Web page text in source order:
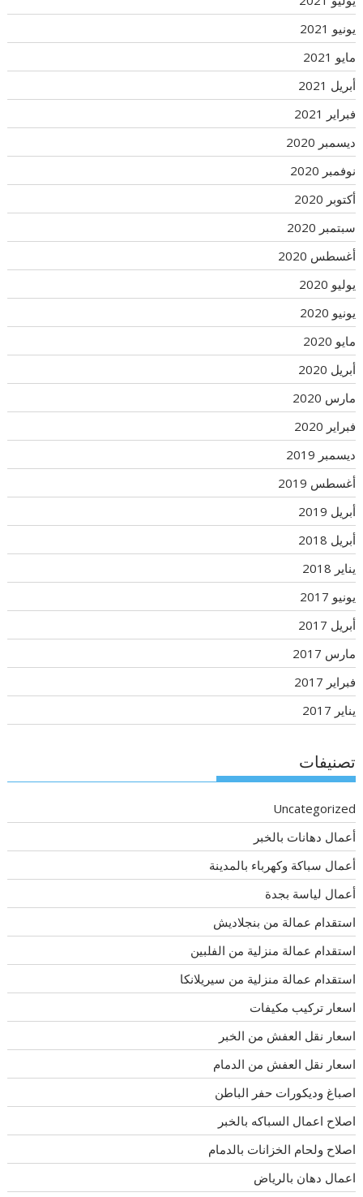
يونيو 2021
مايو 2021
أبريل 2021
فبراير 2021
ديسمبر 2020
نوفمبر 2020
أكتوبر 2020
سبتمبر 2020
أغسطس 2020
يوليو 2020
يونيو 2020
مايو 2020
أبريل 2020
مارس 2020
فبراير 2020
ديسمبر 2019
أغسطس 2019
أبريل 2019
أبريل 2018
يناير 2018
يونيو 2017
أبريل 2017
مارس 2017
فبراير 2017
يناير 2017
تصنيفات
Uncategorized
أعمال دهانات بالخبر
أعمال سباكة وكهرباء بالمدينة
أعمال لياسة بجدة
استقدام عمالة من بنجلاديش
استقدام عمالة منزلية من الفلبين
استقدام عمالة منزلية من سيريلانكا
اسعار تركيب مكيفات
اسعار نقل العفش من الخبر
اسعار نقل العفش من الدمام
اصباغ وديكورات حفر الباطن
اصلاح اعمال السباكه بالخبر
اصلاح ولحام الخزانات بالدمام
اعمال دهان بالرياض